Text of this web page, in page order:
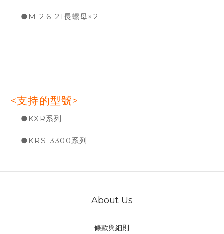
●M 2.6-21長螺母×2
<支持的型號>
●KXR系列
●KRS-3300系列
About Us
條款與細則